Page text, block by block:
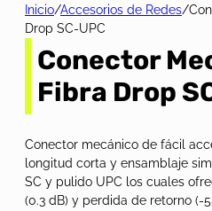
Inicio/Accesorios de Redes/
Drop SC-UPC
Conector
Fibra Drop
Conector mecánico de fácil
longitud corta y ensamblaje
SC y pulido UPC los cuales
(0.3 dB) y perdida de retorno (-